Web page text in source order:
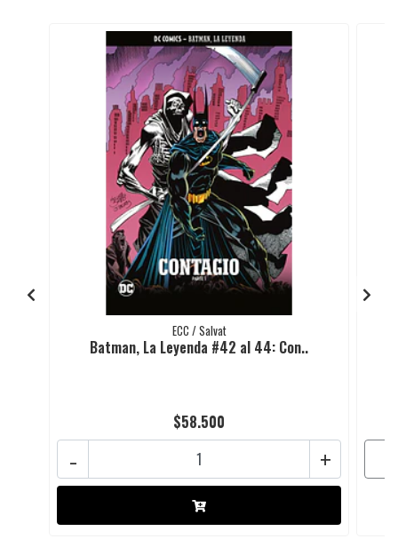
ECC / Salvat
Batman, La Leyenda #42 al 44: Con..
$58.500
+
-